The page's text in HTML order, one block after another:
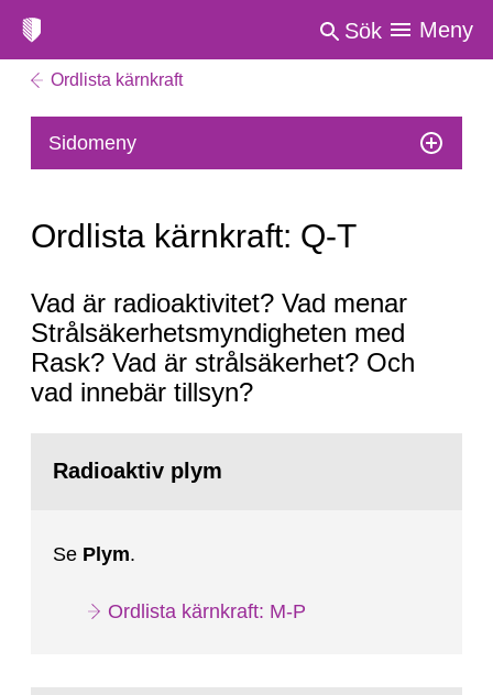
Sök Meny
Ordlista kärnkraft
Sidomeny
Ordlista kärnkraft: Q-T
Ordlista
kärnkraft:
Q-
T
Vad är radioaktivitet? Vad menar
Strålsäkerhetsmyndigheten med
Rask? Vad är strålsäkerhet? Och
vad innebär tillsyn?
Radioaktiv plym
Se Plym.
Ordlista kärnkraft: M-P